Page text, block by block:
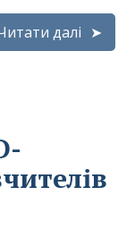
далі